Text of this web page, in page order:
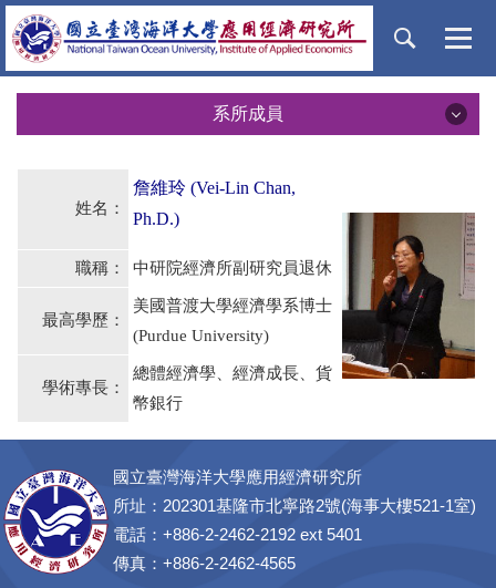
跳
到
主
要
容
系所成員
名譽教授
專任教師
姓名：
詹維玲 (Vei-Lin Chan,
Ph.D.)
職稱： 中研院經濟所副研究員退休
最高學歷：
美國普渡大學經濟學系博士
(Purdue University)
學術專長：
總體經濟學、經濟成長、貨
幣銀行
國立臺灣海洋大學應用經濟研究所
所址：202301基隆市北寧路2號(海事大樓521-1室)
電話：+886-2-2462-2192 ext 5401
傳真：+886-2-2462-4565